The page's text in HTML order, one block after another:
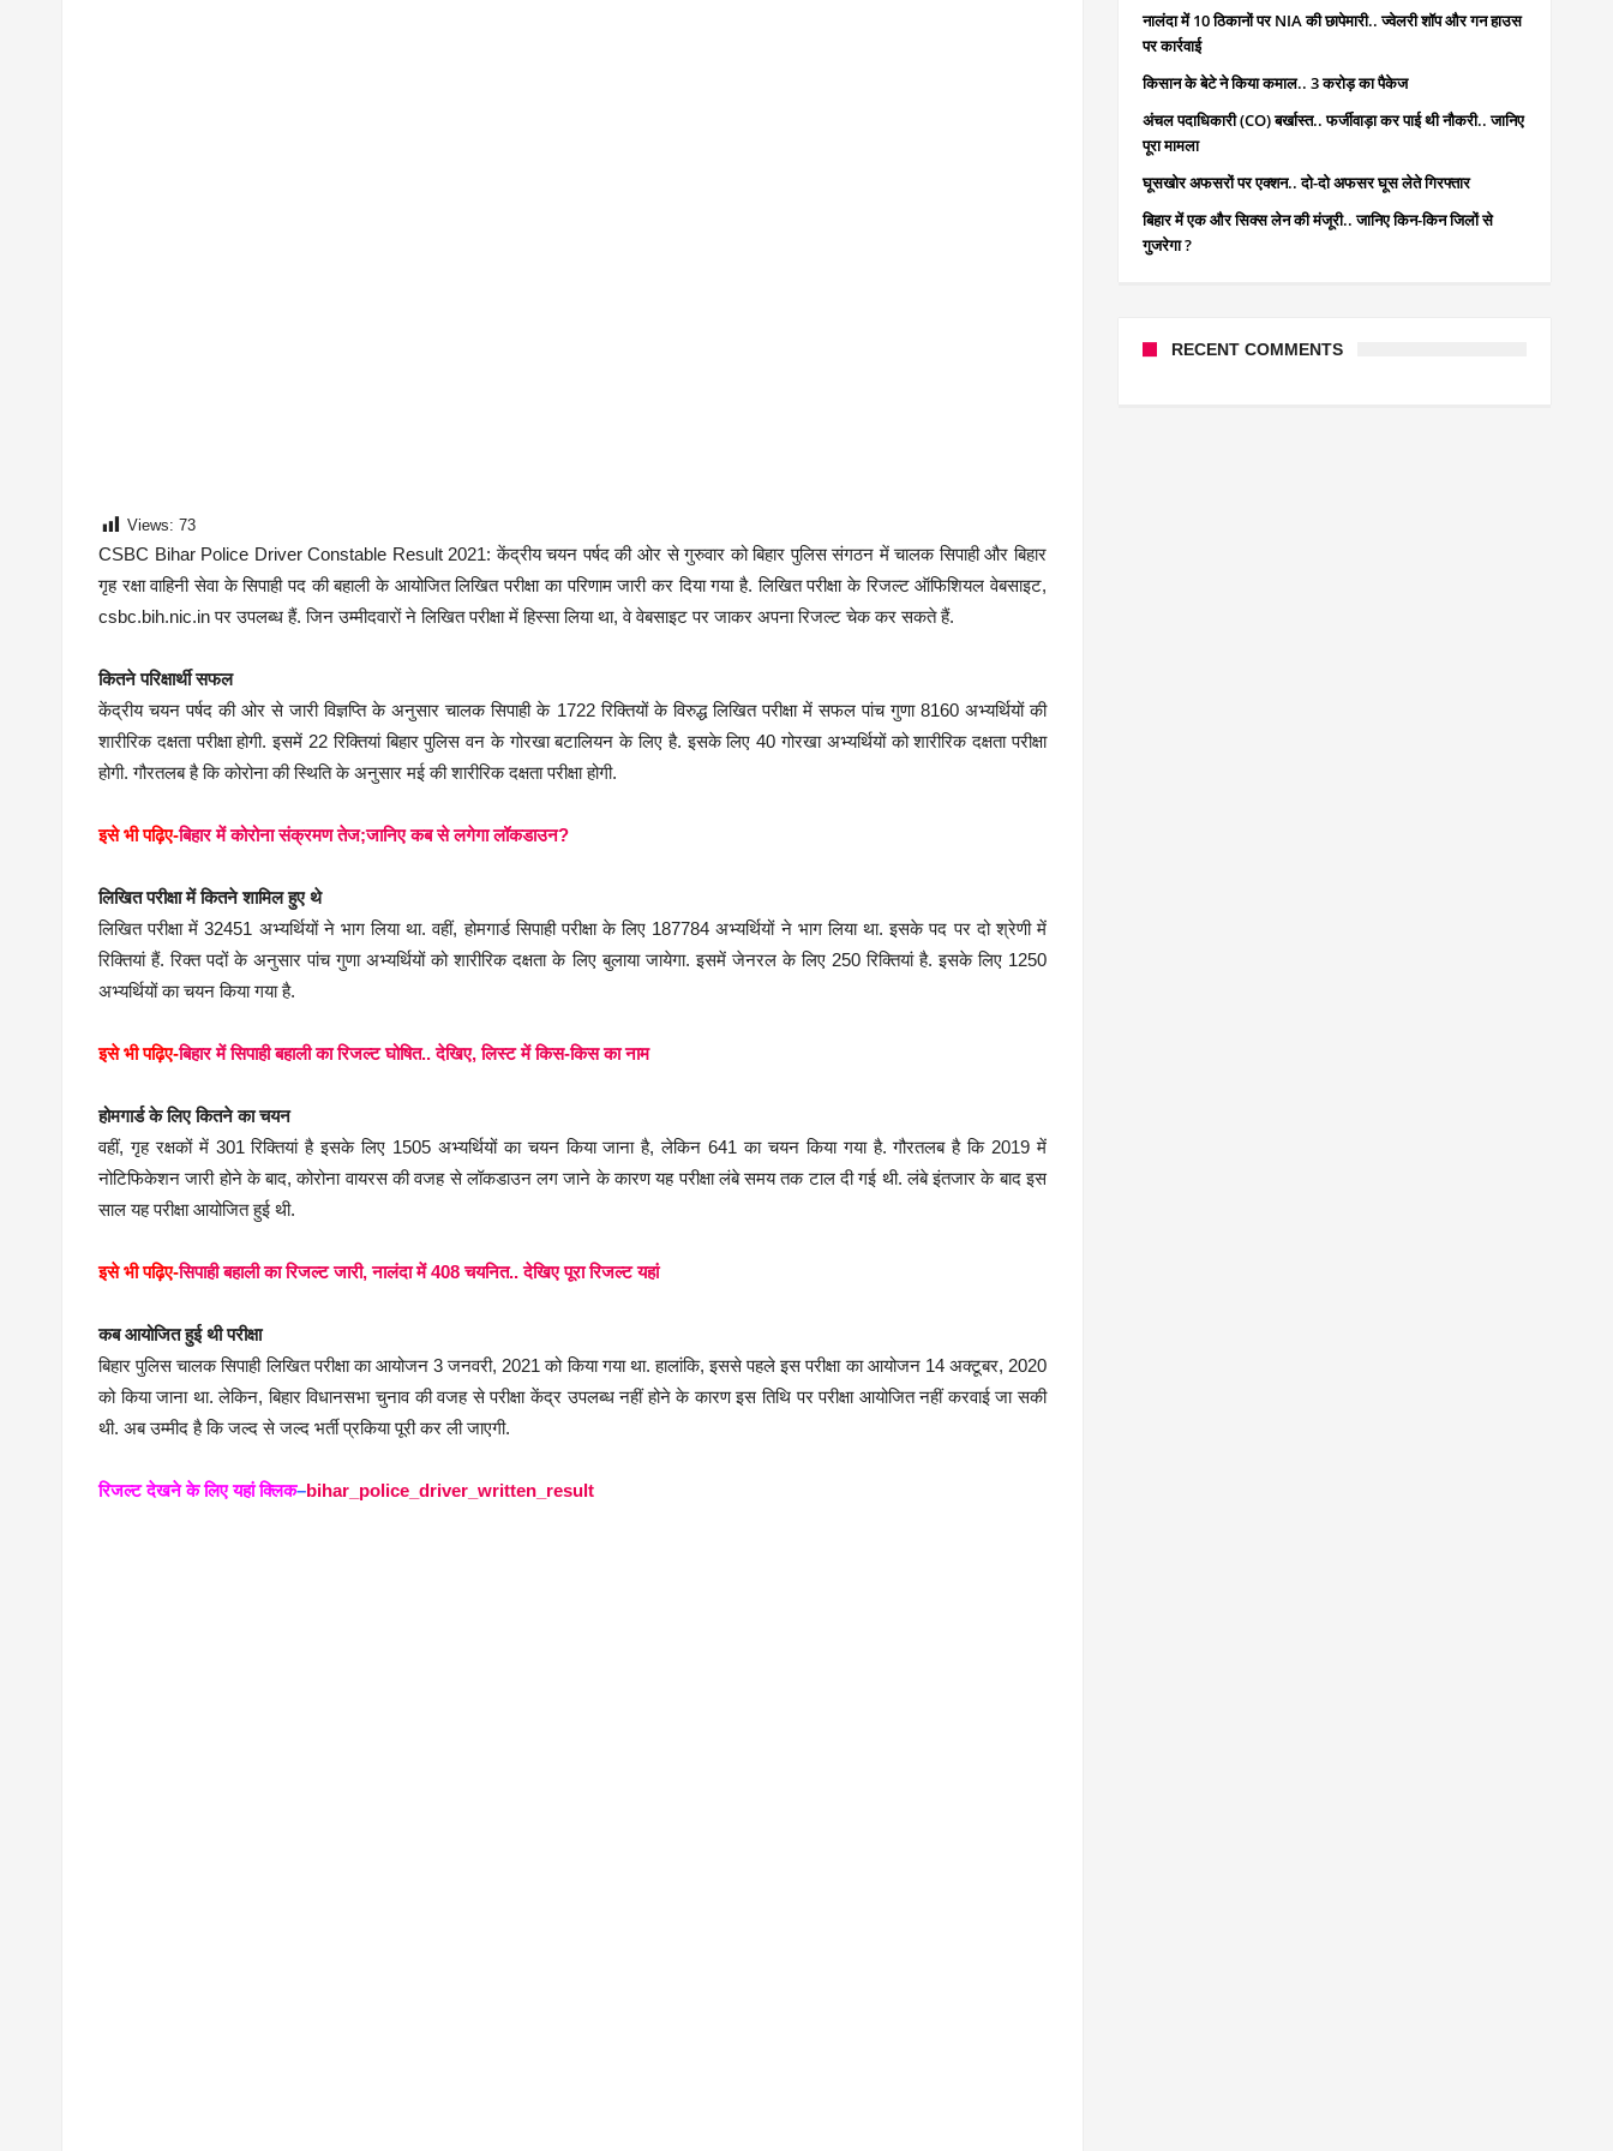
Views: 73
CSBC Bihar Police Driver Constable Result 2021: केंद्रीय चयन पर्षद की ओर से गुरुवार को बिहार पुलिस संगठन में चालक सिपाही और बिहार
गृह रक्षा वाहिनी सेवा के सिपाही पद की बहाली के आयोजित लिखित परीक्षा का परिणाम जारी कर दिया गया है. लिखित परीक्षा के रिजल्ट ऑफिशियल वेबसाइट,
csbc.bih.nic.in पर उपलब्ध हैं. जिन उम्मीदवारों ने लिखित परीक्षा में हिस्सा लिया था, वे वेबसाइट पर जाकर अपना रिजल्ट चेक कर सकते हैं.
कितने परिक्षार्थी सफल
केंद्रीय चयन पर्षद की ओर से जारी विज्ञप्ति के अनुसार चालक सिपाही के 1722 रिक्तियों के विरुद्ध लिखित परीक्षा में सफल पांच गुणा 8160 अभ्यर्थियों की
शारीरिक दक्षता परीक्षा होगी. इसमें 22 रिक्तियां बिहार पुलिस वन के गोरखा बटालियन के लिए है. इसके लिए 40 गोरखा अभ्यर्थियों को शारीरिक दक्षता परीक्षा
होगी. गौरतलब है कि कोरोना की स्थिति के अनुसार मई की शारीरिक दक्षता परीक्षा होगी.
इसे भी पढ़िए-बिहार में कोरोना संक्रमण तेज;जानिए कब से लगेगा लॉकडाउन?
लिखित परीक्षा में कितने शामिल हुए थे
लिखित परीक्षा में 32451 अभ्यर्थियों ने भाग लिया था. वहीं, होमगार्ड सिपाही परीक्षा के लिए 187784 अभ्यर्थियों ने भाग लिया था. इसके पद पर दो श्रेणी में
रिक्तियां हैं. रिक्त पदों के अनुसार पांच गुणा अभ्यर्थियों को शारीरिक दक्षता के लिए बुलाया जायेगा. इसमें जेनरल के लिए 250 रिक्तियां है. इसके लिए 1250
अभ्यर्थियों का चयन किया गया है.
इसे भी पढ़िए-बिहार में सिपाही बहाली का रिजल्ट घोषित.. देखिए, लिस्ट में किस-किस का नाम
होमगार्ड के लिए कितने का चयन
वहीं, गृह रक्षकों में 301 रिक्तियां है इसके लिए 1505 अभ्यर्थियों का चयन किया जाना है, लेकिन 641 का चयन किया गया है. गौरतलब है कि 2019 में
नोटिफिकेशन जारी होने के बाद, कोरोना वायरस की वजह से लॉकडाउन लग जाने के कारण यह परीक्षा लंबे समय तक टाल दी गई थी. लंबे इंतजार के बाद इस
साल यह परीक्षा आयोजित हुई थी.
इसे भी पढ़िए-सिपाही बहाली का रिजल्ट जारी, नालंदा में 408 चयनित.. देखिए पूरा रिजल्ट यहां
कब आयोजित हुई थी परीक्षा
बिहार पुलिस चालक सिपाही लिखित परीक्षा का आयोजन 3 जनवरी, 2021 को किया गया था. हालांकि, इससे पहले इस परीक्षा का आयोजन 14 अक्टूबर, 2020
को किया जाना था. लेकिन, बिहार विधानसभा चुनाव की वजह से परीक्षा केंद्र उपलब्ध नहीं होने के कारण इस तिथि पर परीक्षा आयोजित नहीं करवाई जा सकी
थी. अब उम्मीद है कि जल्द से जल्द भर्ती प्रकिया पूरी कर ली जाएगी.
रिजल्ट देखने के लिए यहां क्लिक–bihar_police_driver_written_result
नालंदा में 10 ठिकानों पर NIA की छापेमारी.. ज्वेलरी शॉप और गन हाउस
पर कार्रवाई
किसान के बेटे ने किया कमाल.. 3 करोड़ का पैकेज
अंचल पदाधिकारी (CO) बर्खास्त.. फर्जीवाड़ा कर पाई थी नौकरी.. जानिए
पूरा मामला
घूसखोर अफसरों पर एक्शन.. दो-दो अफसर घूस लेते गिरफ्तार
बिहार में एक और सिक्स लेन की मंजूरी.. जानिए किन-किन जिलों से
गुजरेगा ?
RECENT COMMENTS